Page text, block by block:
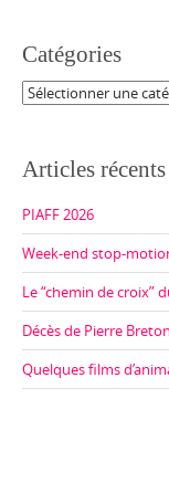
Catégories
Catégories
Articles récents
PIAFF 2026
Week-end stop-
Le “chemin de croix”
Décès de Pierre Breton
Quelques films